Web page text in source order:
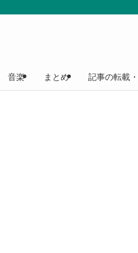
音楽 まとめ 記事の転載